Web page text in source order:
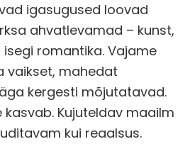
igasugused loovad
ahvatlevamad – kunst,
romantika. Vajame
vaikset, mahedat
kergesti mõjutatavad.
kasvab. Kujuteldav maailm
kui reaalsus.